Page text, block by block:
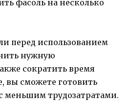
фасоль на несколько
перед использованием
нужную
сократить время
вы сможете готовить
меньшим трудозатратами.